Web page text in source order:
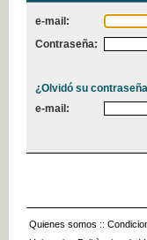
e-mail:
Contraseña:
¿Olvidó su
e-mail:
Quienes somos ::